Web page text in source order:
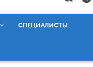
СПЕЦИАЛИСТЫ